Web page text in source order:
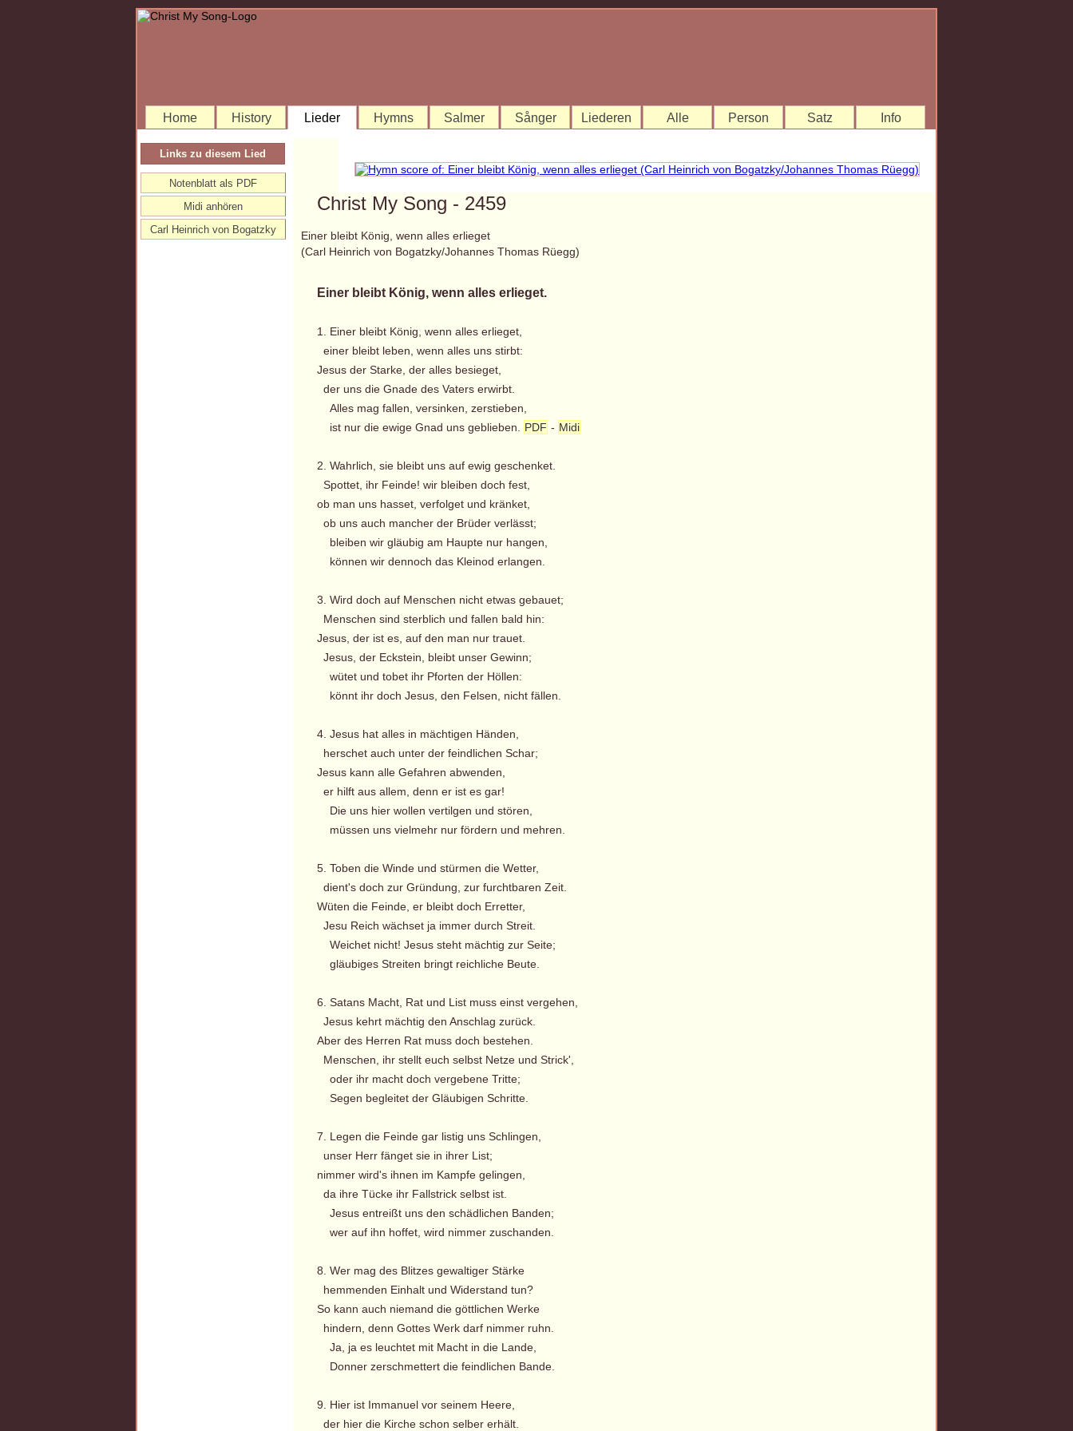
Home History Lieder Hymns Salmer Sånger Liederen Alle Person Satz Info
Christ My Song - 2459
Einer bleibt König, wenn alles erlieget
(Carl Heinrich von Bogatzky/Johannes Thomas Rüegg)
Einer bleibt König, wenn alles erlieget.
1. Einer bleibt König, wenn alles erlieget,
einer bleibt leben, wenn alles uns stirbt:
Jesus der Starke, der alles besieget,
der uns die Gnade des Vaters erwirbt.
Alles mag fallen, versinken, zerstieben,
ist nur die ewige Gnad uns geblieben.
PDF - Midi
2. Wahrlich, sie bleibt uns auf ewig geschenket.
Spottet, ihr Feinde! wir bleiben doch fest,
ob man uns hasset, verfolget und kränket,
ob uns auch mancher der Brüder verlässt;
bleiben wir gläubig am Haupte nur hangen,
können wir dennoch das Kleinod erlangen.
3. Wird doch auf Menschen nicht etwas gebauet;
Menschen sind sterblich und fallen bald hin:
Jesus, der ist es, auf den man nur trauet.
Jesus, der Eckstein, bleibt unser Gewinn;
wütet und tobet ihr Pforten der Höllen:
könnt ihr doch Jesus, den Felsen, nicht fällen.
4. Jesus hat alles in mächtigen Händen,
herschet auch unter der feindlichen Schar;
Jesus kann alle Gefahren abwenden,
er hilft aus allem, denn er ist es gar!
Die uns hier wollen vertilgen und stören,
müssen uns vielmehr nur fördern und mehren.
5. Toben die Winde und stürmen die Wetter,
dient's doch zur Gründung, zur furchtbaren Zeit.
Wüten die Feinde, er bleibt doch Erretter,
Jesu Reich wächset ja immer durch Streit.
Weichet nicht! Jesus steht mächtig zur Seite;
gläubiges Streiten bringt reichliche Beute.
6. Satans Macht, Rat und List muss einst vergehen,
Jesus kehrt mächtig den Anschlag zurück.
Aber des Herren Rat muss doch bestehen.
Menschen, ihr stellt euch selbst Netze und Strick',
oder ihr macht doch vergebene Tritte;
Segen begleitet der Gläubigen Schritte.
7. Legen die Feinde gar listig uns Schlingen,
unser Herr fänget sie in ihrer List;
nimmer wird's ihnen im Kampfe gelingen,
da ihre Tücke ihr Fallstrick selbst ist.
Jesus entreißt uns den schädlichen Banden;
wer auf ihn hoffet, wird nimmer zuschanden.
8. Wer mag des Blitzes gewaltiger Stärke
hemmenden Einhalt und Widerstand tun?
So kann auch niemand die göttlichen Werke
hindern, denn Gottes Werk darf nimmer ruhn.
Ja, ja es leuchtet mit Macht in die Lande,
Donner zerschmettert die feindlichen Bande.
9. Hier ist Immanuel vor seinem Heere,
der hier die Kirche schon selber erhält.
Links zu diesem Lied
Notenblatt als PDF
Midi anhören
Carl Heinrich von Bogatzky